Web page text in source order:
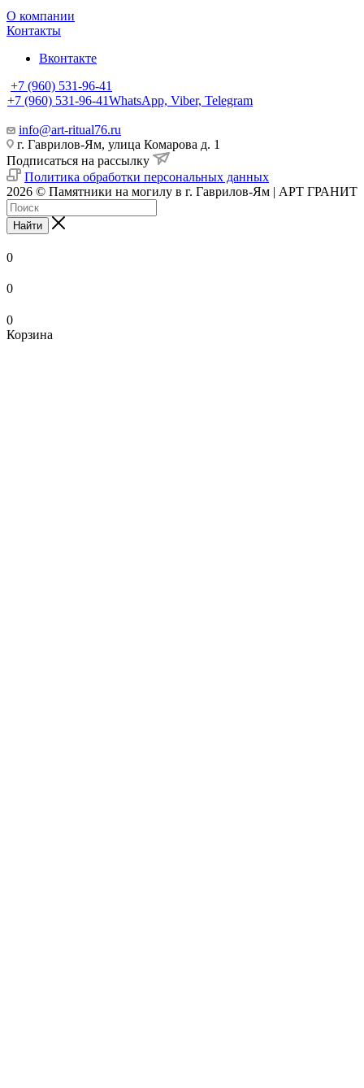
О компании
Контакты
Вконтакте
+7 (960) 531-96-41
+7 (960) 531-96-41WhatsApp, Viber, Telegram
info@art-ritual76.ru
г. Гаврилов-Ям, улица Комарова д. 1
Подписаться на рассылку
Политика обработки персональных данных
2026 © Памятники на могилу в г. Гаврилов-Ям | АРТ ГРАНИТ
Найти
0
0
0
Корзина